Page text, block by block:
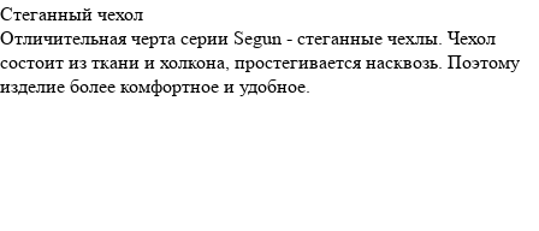
Стеганный чехол
Отличительная черта серии Segun - стеганные чехлы. Чехол
состоит из ткани и холкона, простегивается насквозь. Поэтому
изделие более комфортное и удобное.